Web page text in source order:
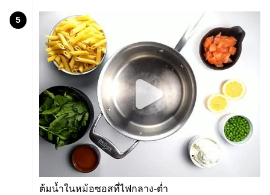
5
ต้มน้ำในหม้อซอสที่ไฟกลาง-ต่ำ